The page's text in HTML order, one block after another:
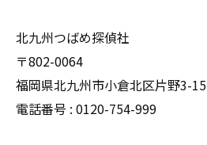
北九州つばめ探偵社
〒802-0064
福岡県北九州市小倉北区片野3-
電話番号 : 0120-754-999